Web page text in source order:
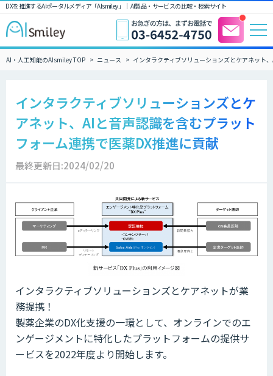
DXを推進するAIポータルメディア「AIsmiley」｜ AI製品・サービスの比較・検索サイト
AI・人工知能のAIsmiley TOP ニュース インタラクティブソリューションズとケアネット
インタラクティブソリューションズとケ
アネット、AIと音声認識を含むプラット
フォーム連携で医薬DX推進に貢献
最終更新日:2024/02/20
インタラクティブソリューションズとケアネットが業
務提携！
製薬企業のDX化支援の一環として、オンラインでのエ
ンゲージメントに特化したプラットフォームの提供サ
ービスを2022年度より開始します。